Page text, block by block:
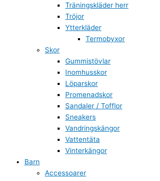
Träningskläder herr
Tröjor
Ytterkläder
Termobyxor
Skor
Gummistövlar
Inomhusskor
Löparskor
Promenadskor
Sandaler / Tofflor
Sneakers
Vandringskängor
Vattentäta
Vinterkängor
Barn
Accessoarer